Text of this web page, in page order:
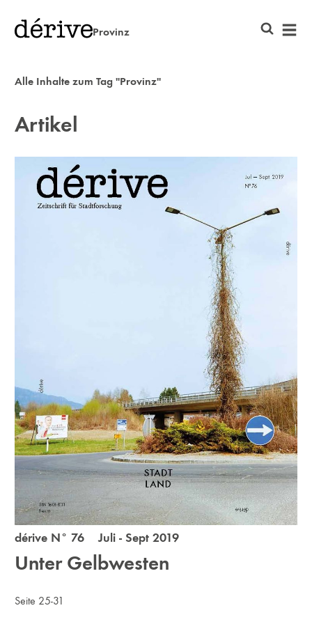
Provinz
Alle Inhalte zum Tag "Provinz"
Artikel
dérive N° 76 Juli - Sept 2019
Unter Gelbwesten
Seite 25-31